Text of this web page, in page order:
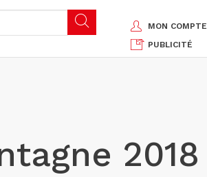
MON COMPTE
PUBLICITÉ
2018